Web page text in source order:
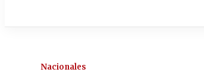
Nacionales